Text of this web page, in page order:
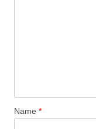
Name *